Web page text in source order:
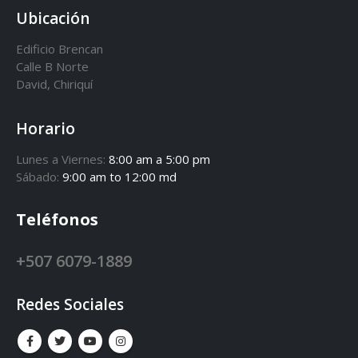
Ubicación
Edificio Brencan
Calle B Norte
David, Chiriquí
Horario
Lunes a Viernes: 8:00 am a 5:00 pm
Sábado: 9:00 am to 12:00 md
Teléfonos
+507 6079-1889
Redes Sociales